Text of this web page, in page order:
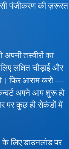
पंजीकरण की ज़रूरत
तस्वीरों का
लक्षित चौड़ाई और
फिर आराम करो —
अपने आप शुरू हो
पर कुछ ही सेकंडों में
के लिए डाउनलोड पर